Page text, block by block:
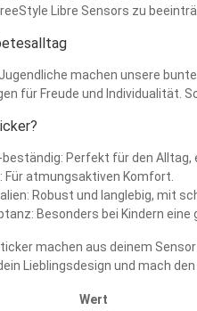
Libre Sensors zu
machen unsere
für Freude und Individualität.
Perfekt für den Alltag,
Für atmungsaktiven Komfort.
Robust und langlebig, mit
Besonders bei Kindern
machen aus deinem
Lieblingsdesign und mach
Wert